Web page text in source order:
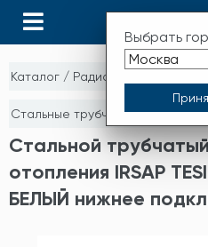
Выбрать
Каталог / Радиаторы отопления
Стальные трубчатые
Стальной
отопления IRSAP
БЕЛЫЙ нижнее